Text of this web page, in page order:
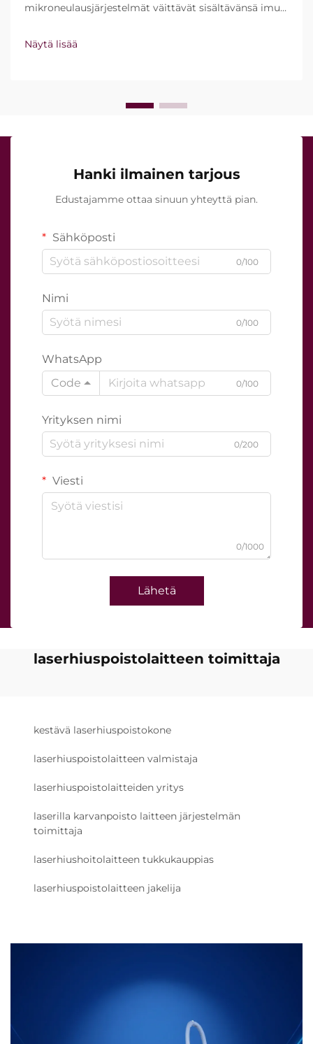
mikroneulausjärjestelmät väittävät sisältävänsä imu-
kuitenkaan ole pelkästään siitä, ovatko nämä
ominaisuudet olemassa, vaan siitä, kuinka tarkasti ne
Näytä lisää
Hanki ilmainen tarjous
Edustajamme ottaa sinuun yhteyttä pian.
Sähköposti
0/100
Nimi
0/100
WhatsApp
Code
0/100
Yrityksen nimi
0/200
Viesti
0/1000
Lähetä
laserhiuspoistolaitteen toimittaja
kestävä laserhiuspoistokone
laserhiuspoistolaitteen valmistaja
laserhiuspoistolaitteiden yritys
laserilla karvanpoisto laitteen järjestelmän
toimittaja
laserhiushoitolaitteen tukkukauppias
laserhiuspoistolaitteen jakelija